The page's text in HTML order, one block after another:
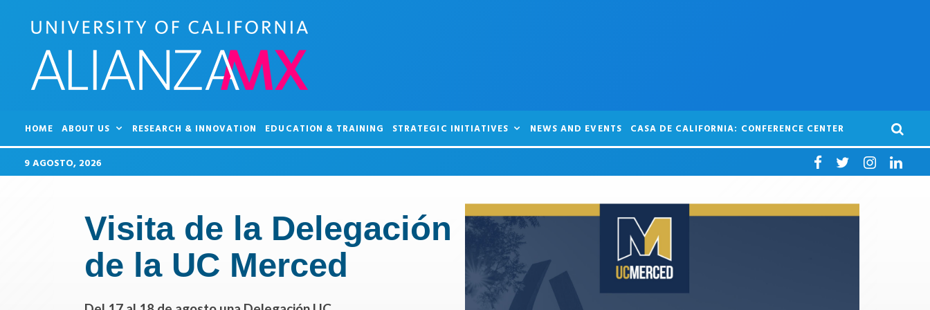
HOME ABOUT US RESEARCH & INNOVATION EDUCATION & TRAINING STRATEGIC INITIATIVES NEWS AND EVENTS CASA DE CALIFORNIA: CONFERENCE CENTER
9 AGOSTO, 2026
Visita de la Delegación
de la UC Merced